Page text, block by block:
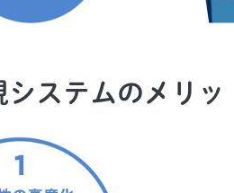
ステムのメリッ